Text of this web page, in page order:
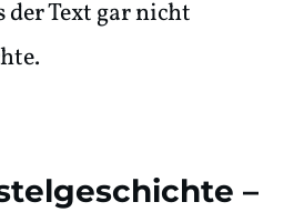
Text gar nicht
–